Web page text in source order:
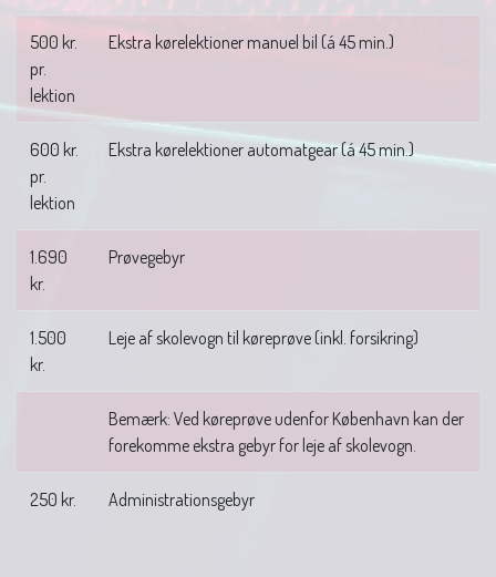
500 kr.
pr.
lektion
Ekstra kørelektioner manuel bil (á 45 min.)
600 kr.
pr.
lektion
Ekstra kørelektioner automatgear (á 45 min.)
1.690
kr.
Prøvegebyr
1.500
kr.
Leje af skolevogn til køreprøve (inkl. forsikring)
Bemærk: Ved køreprøve udenfor København kan der
forekomme ekstra gebyr for leje af skolevogn.
250 kr. Administrationsgebyr